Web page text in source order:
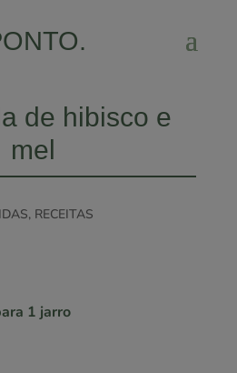
de hibisco e
mel
, RECEITAS
1 jarro